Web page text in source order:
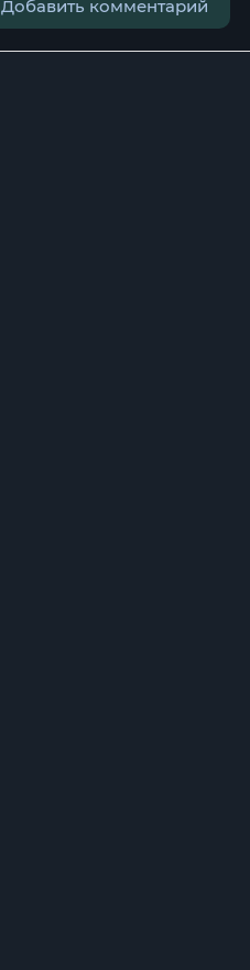
Добавить комментарий